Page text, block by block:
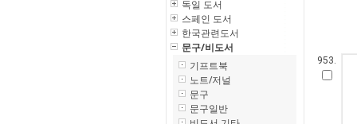
독일 도서
스페인 도서
한국관련도서
문구/비도서
기프트북
노트/저널
문구
문구일반
953.